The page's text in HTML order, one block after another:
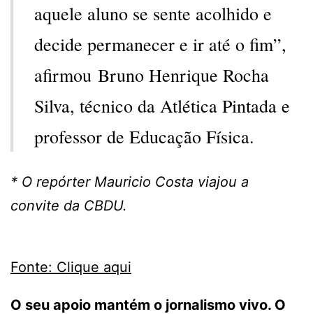
aquele aluno se sente acolhido e
decide permanecer e ir até o fim”,
afirmou Bruno Henrique Rocha
Silva, técnico da Atlética Pintada e
professor de Educação Física.
* O repórter Mauricio Costa viajou a
convite da CBDU.
Fonte: Clique aqui
O seu apoio mantém o jornalismo vivo. O